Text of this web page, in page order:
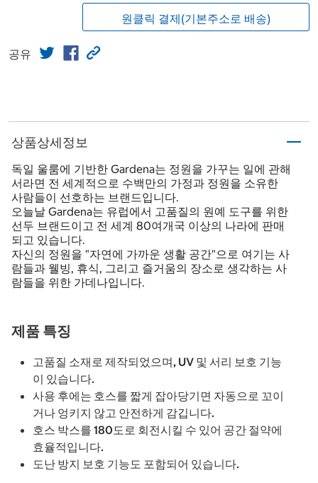
원클릭 결제(기본주소로 배송)
공유
상품상세정보
독일 울룸에 기반한 Gardena는 정원을 가꾸는 일에 관해
서라면 전 세계적으로 수백만의 가정과 정원을 소유한
사람들이 선호하는 브랜드입니다.
오늘날 Gardena는 유럽에서 고품질의 원예 도구를 위한
선두 브랜드이고 전 세계 80여개국 이상의 나라에 판매
되고 있습니다.
자신의 정원을 "자연에 가까운 생활 공간"으로 여기는 사
람들과 웰빙, 휴식, 그리고 즐거움의 장소로 생각하는 사
람들을 위한 가데나입니다.
제품 특징
고품질 소재로 제작되었으며, UV 및 서리 보호 기능
이 있습니다.
사용 후에는 호스를 짧게 잡아당기면 자동으로 꼬이
거나 엉키지 않고 안전하게 감깁니다.
호스 박스를 180도로 회전시킬 수 있어 공간 절약에
효율적입니다.
도난 방지 보호 기능도 포함되어 있습니다.